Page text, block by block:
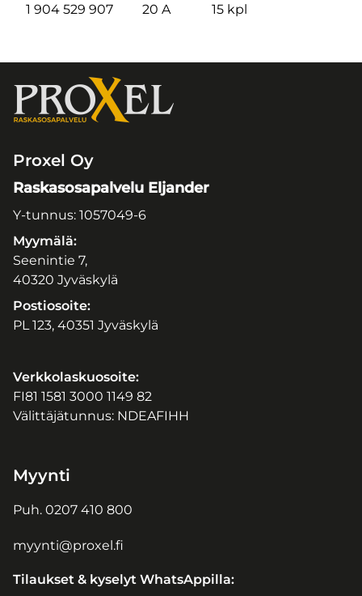
1 904 529 907
20 A 15 kpl
Proxel Oy
Raskasosapalvelu Eljander
Y-tunnus: 1057049-6
Myymälä:
Seenintie 7,
40320 Jyväskylä
Postiosoite:
PL 123, 40351 Jyväskylä
Verkkolaskuosoite:
FI81 1581 3000 1149 82
Välittäjätunnus: NDEAFIHH
Myynti
Puh. 0207 410 800
myynti@proxel.fi
Tilaukset & kyselyt WhatsAppilla: